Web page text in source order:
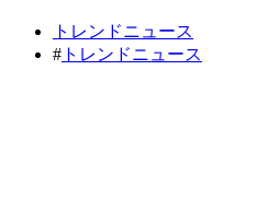
トレンドニュース
# トレンドニュース